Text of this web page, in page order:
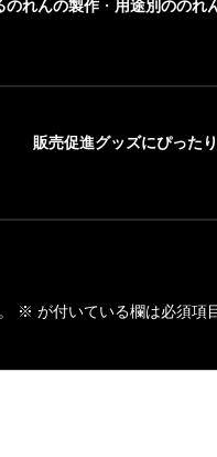
のれんの製作・ 用途別ののれ
販売促進グッズにぴった
※ が付いている欄は必須項